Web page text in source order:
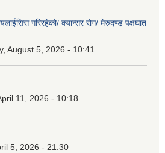
गरिरहेको/ क्यान्सर रोग/ मेरुदण्ड पक्षघात
August 5, 2026 - 10:41
11, 2026 - 10:18
5, 2026 - 21:30